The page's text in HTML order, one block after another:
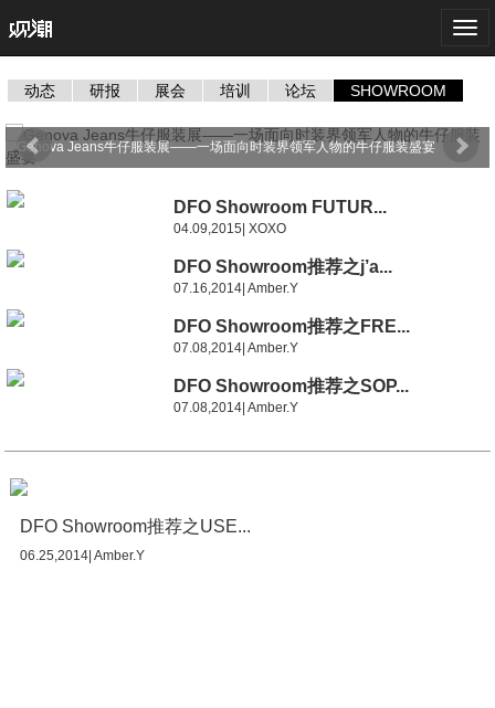
动态 研报 展会 培训 论坛 SHOWROOM
Genova Jeans牛仔服装展——一场面向时装界领军人物的牛仔服装盛宴
DFO Showroom FUTUR...
04.09,2015| XOXO
DFO Showroom推荐之j’a...
07.16,2014| Amber.Y
DFO Showroom推荐之FRE...
07.08,2014| Amber.Y
DFO Showroom推荐之SOP...
07.08,2014| Amber.Y
DFO Showroom推荐之USE...
06.25,2014| Amber.Y